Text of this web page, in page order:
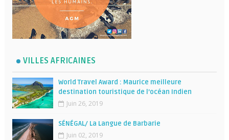
VILLES AFRICAINES
World Travel Award : Maurice meilleure
destination touristique de l’océan Indien
Juin 26, 2019
SÉNÉGAL/ La Langue de Barbarie
Juin 02, 2019